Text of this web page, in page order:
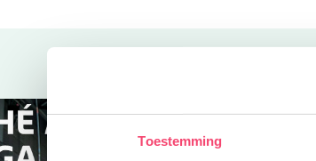
Toestemming